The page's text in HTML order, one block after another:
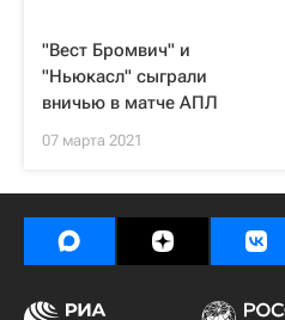
"Вест Бромвич" и
"Ньюкасл" сыграли
вничью в матче АПЛ
07 марта 2021